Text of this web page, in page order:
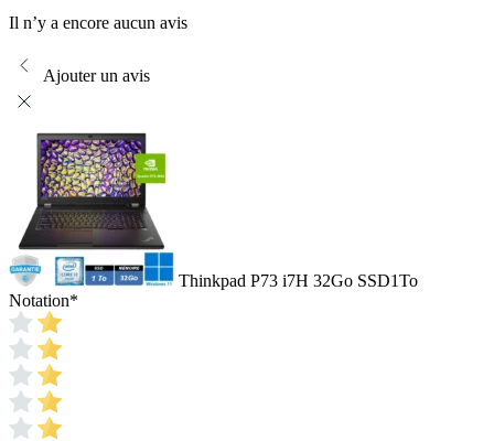
Il n’y a encore aucun avis
Ajouter un avis
Thinkpad P73 i7H 32Go SSD1To
Notation*